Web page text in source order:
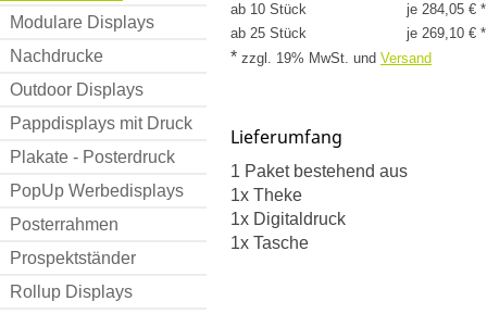
Modulare Displays
Nachdrucke
Outdoor Displays
Pappdisplays mit Druck
Plakate - Posterdruck
PopUp Werbedisplays
Posterrahmen
Prospektständer
Rollup Displays
ab 10 Stück
je 284,05 € *
ab 25 Stück
je 269,10 € *
* zzgl. 19% MwSt. und Versand
Lieferumfang
1 Paket bestehend aus
1x Theke
1x Digitaldruck
1x Tasche